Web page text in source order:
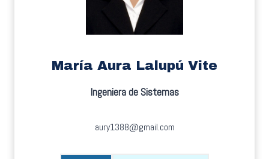
María Aura Lalupú Vite
Ingeniera de Sistemas
aury1388@gmail.com